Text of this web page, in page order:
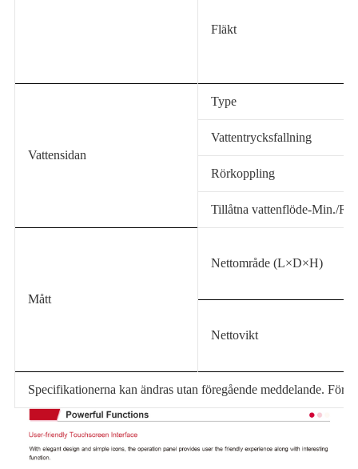
Fläkt
Vattensidan
Type
Vattentrycksfallning
Rörkoppling
Tillåtna vattenflöde-Min./
Mått
Nettområde (L×D×H)
Nettovikt
Specifikationerna kan ändras utan föregående meddelande. För